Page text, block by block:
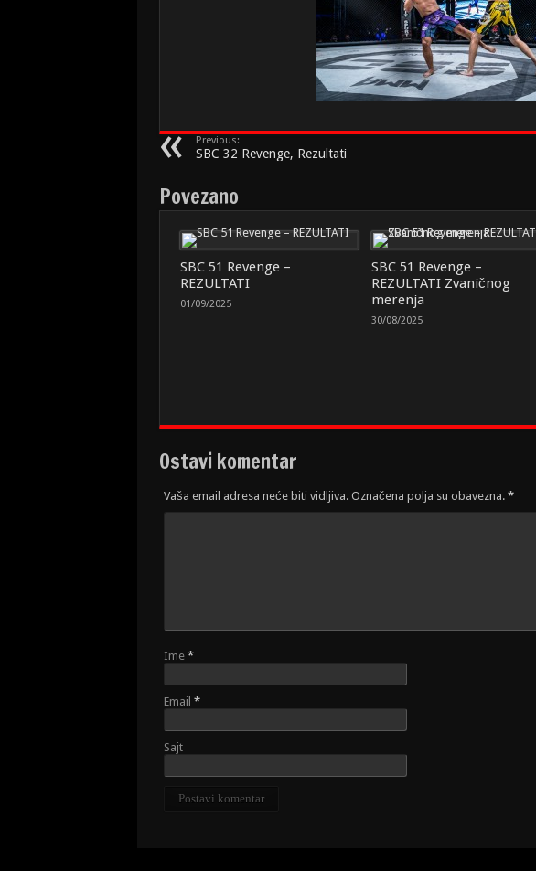
Previous:
SBC 32 Revenge, Rezultati
Povezano
SBC 51 Revenge –
REZULTATI
01/09/2025
SBC 51 Revenge –
REZULTATI Zvaničnog
merenja
30/08/2025
Ostavi komentar
Vaša email adresa neće biti vidljiva. Označena polja su obavezna. *
Ime *
Email *
Sajt